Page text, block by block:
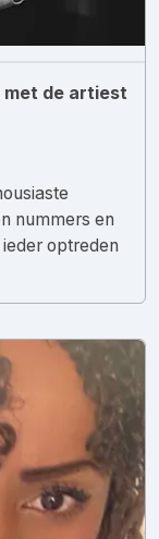
met de artiest
nummers en
optreden